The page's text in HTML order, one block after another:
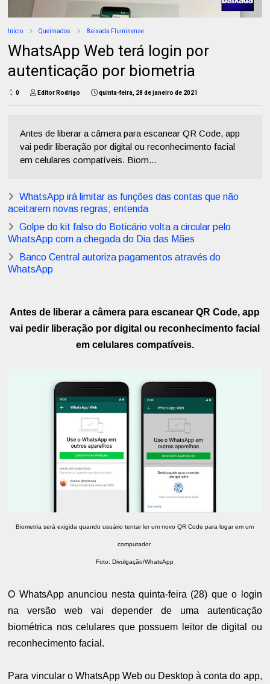
Início Queimados Baixada Fluminense
WhatsApp Web terá login por
autenticação por biometria
0 Editor Rodrigo quinta-feira, 28 de janeiro de 2021
Antes de liberar a câmera para escanear QR Code, app
vai pedir liberação por digital ou reconhecimento facial
em celulares compatíveis. Biom...
WhatsApp irá limitar as funções das contas que não
aceitarem novas regras; entenda
Golpe do kit falso do Boticário volta a circular pelo
WhatsApp com a chegada do Dia das Mães
Banco Central autoriza pagamentos através do
WhatsApp
Antes de liberar a câmera para escanear QR Code, app
vai pedir liberação por digital ou reconhecimento facial
em celulares compatíveis.
Biometria será exigida quando usuário tentar ler um novo QR Code para logar em um
computador
Foto: Divulgação/WhatsApp
O WhatsApp anunciou nesta quinta-feira (28) que o login
na versão web vai depender de uma autenticação
biométrica nos celulares que possuem leitor de digital ou
reconhecimento facial.
Para vincular o WhatsApp Web ou Desktop à conta do app,